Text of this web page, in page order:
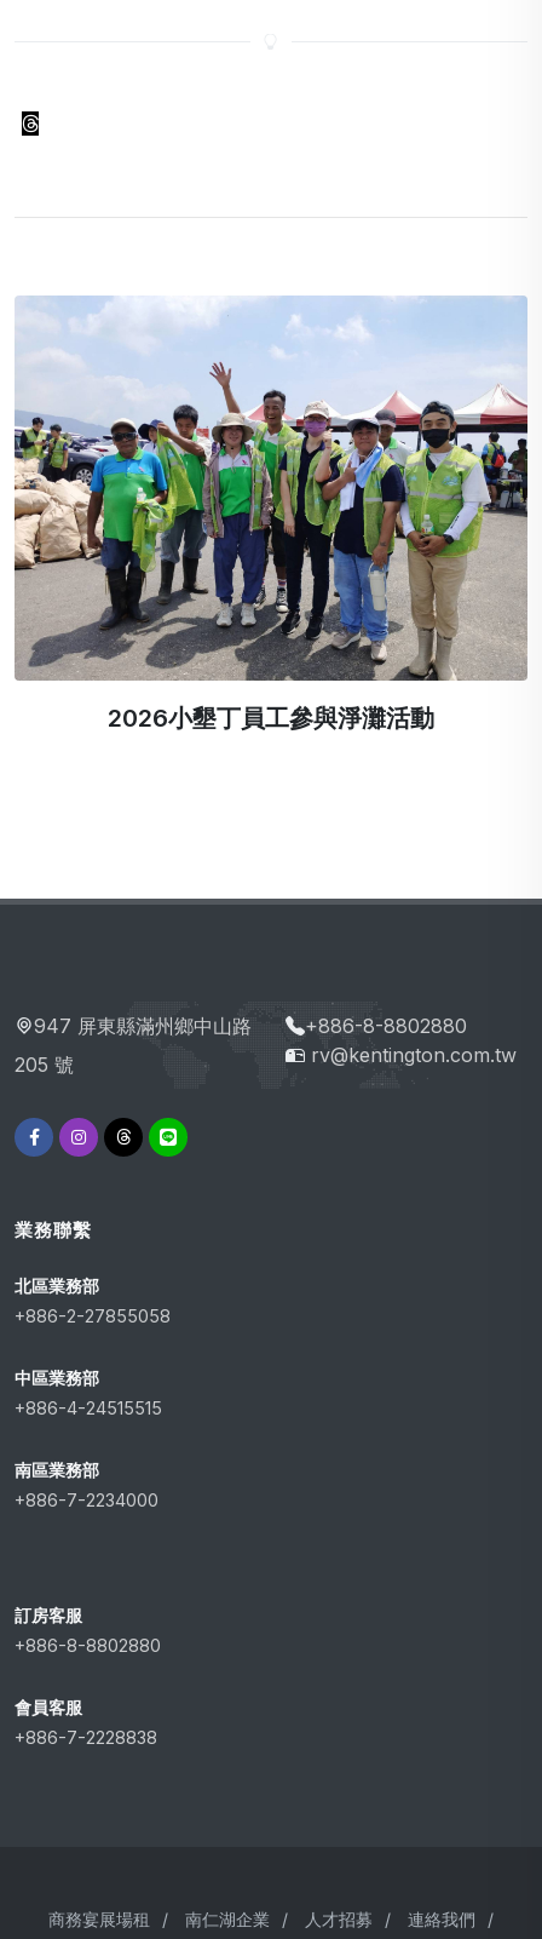
2026小墾丁員工參與淨灘活動
947 屏東縣滿州鄉中山路
205 號
+886-8-8802880
rv@kentington.com.tw
業務聯繫
北區業務部
+886-2-27855058
中區業務部
+886-4-24515515
南區業務部
+886-7-2234000
訂房客服
+886-8-8802880
會員客服
+886-7-2228838
商務宴展場租 / 南仁湖企業 / 人才招募 / 連絡我們
/